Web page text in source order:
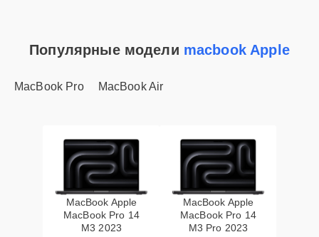
Популярные модели macbook Apple
MacBook Pro MacBook Air
MacBook Apple
MacBook Pro 14
M3 2023
MacBook Apple
MacBook Pro 14
M3 Pro 2023